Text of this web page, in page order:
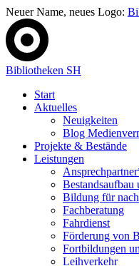
Neuer Name, neues Logo:
Bibliotheken SH
Start
Aktuelles
Neuigkeiten
Blog
Projekte & Bestände
Leistungen
Bestandsaufbau
Bildung für
Fachberatung
Fahrdienst
Förderung von
Fortbildungen
Leihverkehr